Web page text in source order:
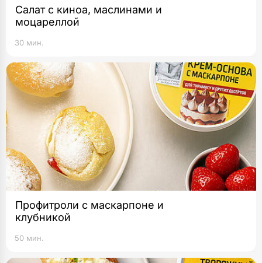
Салат с киноа, маслинами и
моцареллой
30 мин.
Профитроли с маскарпоне и
клубникой
50 мин.